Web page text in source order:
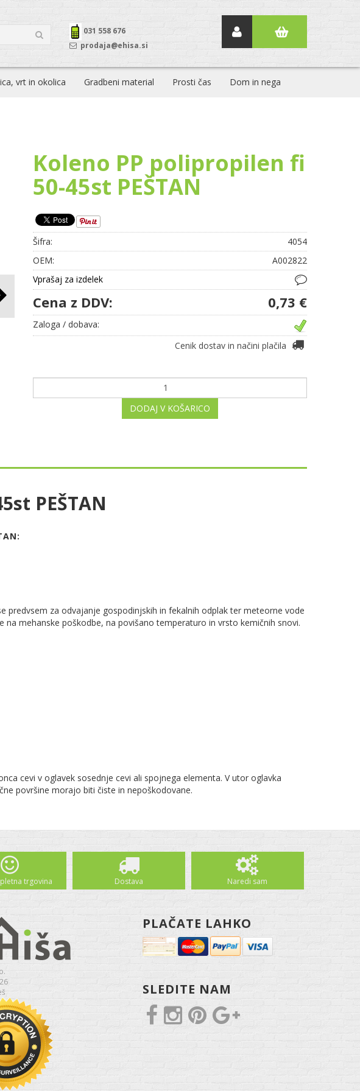
031 558 676
prodaja@ehisa.si
vrt in okolica Gradbeni material Prosti čas Dom in nega
Koleno PP polipropilen fi
50-45st PEŠTAN
Šifra:
4054
OEM:
A002822
Vprašaj za izdelek
Cena z DDV: 0,73 €
Zaloga / dobava:
Cenik dostav in načini plačila
DODAJ V KOŠARICO
PEŠTAN
predvsem za odvajanje gospodinjskih in fekalnih odplak ter meteorne vode
mehanske poškodbe, na povišano temperaturo in vrsto kemičnih snovi.
cevi v oglavek sosednje cevi ali spojnega elementa. V utor oglavka
površine morajo biti čiste in nepoškodovane.
trgovina Dostava Naredi sam
PLAČATE LAHKO
SLEDITE NAM